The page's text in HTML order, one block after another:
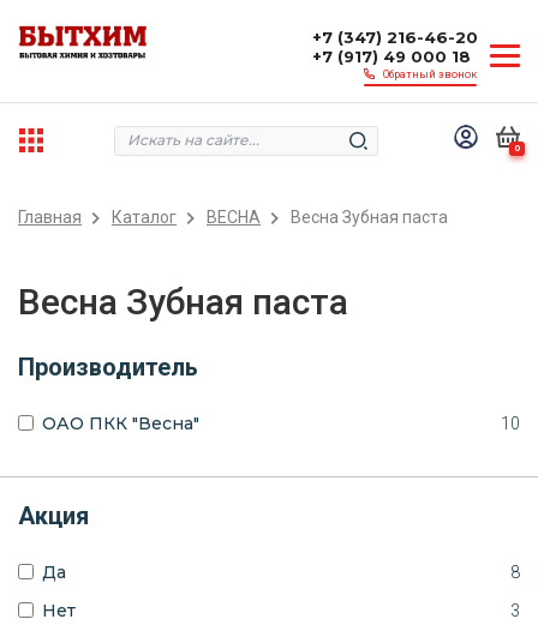
+7 (347) 216-46-20
+7 (917) 49 000 18
Обратный звонок
0
Главная Каталог ВЕСНА Весна Зубная паста
Весна Зубная паста
Производитель
ОАО ПКК "Весна" 10
Акция
Да 8
Нет 3